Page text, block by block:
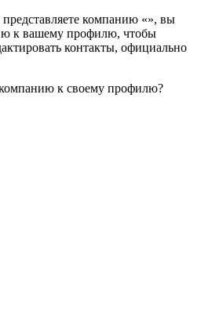
компанию «», вы
к вашему профилю, чтобы
контакты, официально
к своему профилю?